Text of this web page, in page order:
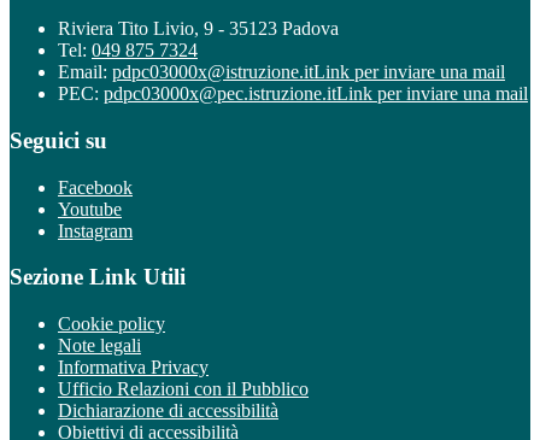
Riviera Tito Livio, 9 - 35123 Padova
Tel: 049 875 7324
Email: pdpc03000x@istruzione.itLink per inviare una mail
PEC: pdpc03000x@pec.istruzione.itLink per inviare una mail
Seguici su
Facebook
Youtube
Instagram
Sezione Link Utili
Cookie policy
Note legali
Informativa Privacy
Ufficio Relazioni con il Pubblico
Dichiarazione di accessibilità
Obiettivi di accessibilità